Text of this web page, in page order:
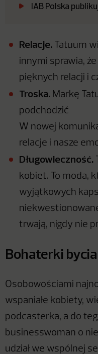
IAB Polska
Relacje. Tatuum
innymi sprawia,
pięknych relacji i
Troska. Markę
podchodzić z
W nowej
relacje i nasze
Długowieczność.
kobiet. To moda,
wyjątkowych
trwają, nigdy nie
Bohaterki
Osobowościami
wspaniałe kobiety,
podcasterka, a do
businesswoman o
udział we wspólnej